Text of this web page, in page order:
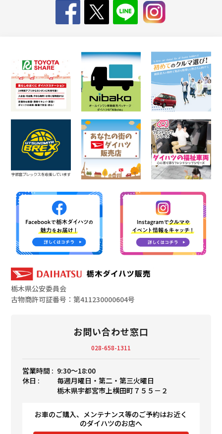
栃木県公安委員会
古物商許可証番号：第411230000604号
お問い合わせ窓口
028-658-1311
営業時間 : 9:30〜18:00
休日 :
毎週月曜日・第二・第三火曜日
栃木県宇都宮市上横田町７５５－２
お車のご購入、メンテナンス等のご予約はお近く
のダイハツのお店へ